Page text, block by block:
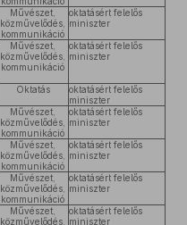
Művészet,
közművelődés,
kommunikáció
oktatásért felelős
miniszter
Művészet,
közművelődés,
kommunikáció
oktatásért felelős
miniszter
Oktatás
oktatásért felelős
miniszter
Művészet,
közművelődés,
kommunikáció
oktatásért felelős
miniszter
Művészet,
közművelődés,
kommunikáció
oktatásért felelős
miniszter
Művészet,
közművelődés,
kommunikáció
oktatásért felelős
miniszter
Művészet,
közművelődés,
oktatásért felelős
miniszter